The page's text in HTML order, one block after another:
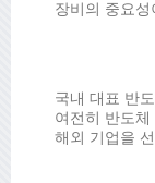
장비의 중요
국내 대표 반
여전히 반도
해외 기업을